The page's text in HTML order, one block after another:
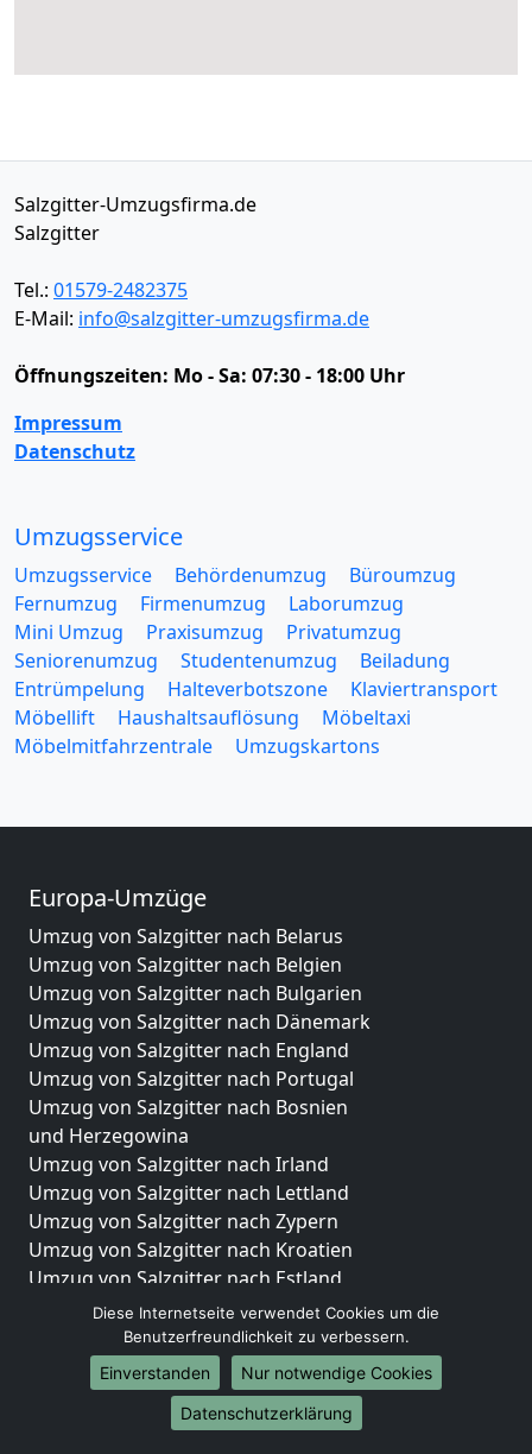
Salzgitter-Umzugsfirma.de
Salzgitter
Tel.: 01579-2482375
E-Mail: info@salzgitter-umzugsfirma.de
Öffnungszeiten: Mo - Sa: 07:30 - 18:00 Uhr
Impressum
Datenschutz
Umzugsservice
Umzugsservice Behördenumzug
Büroumzug
Fernumzug
Firmenumzug
Laborumzug
Mini Umzug
Praxisumzug
Privatumzug
Seniorenumzug
Studentenumzug
Beiladung
Entrümpelung
Halteverbotszone
Klaviertransport
Möbellift
Haushaltsauflösung
Möbeltaxi
Möbelmitfahrzentrale
Umzugskartons
Europa-Umzüge
Umzug von Salzgitter nach Belarus
Umzug von Salzgitter nach Belgien
Umzug von Salzgitter nach Bulgarien
Umzug von Salzgitter nach Dänemark
Umzug von Salzgitter nach England
Umzug von Salzgitter nach Portugal
Umzug von Salzgitter nach Bosnien
und Herzegowina
Umzug von Salzgitter nach Irland
Umzug von Salzgitter nach Lettland
Umzug von Salzgitter nach Zypern
Umzug von Salzgitter nach Kroatien
Umzug von Salzgitter nach Estland
Umzug von Salzgitter nach Finnland
Umzug von Salzgitter nach Frankreich
Umzug von Salzgitter nach Griechenland
Umzug von Salzgitter nach Italien
Umzug von Salzgitter nach Liechtenstein
Diese Internetseite verwendet Cookies um die
Benutzerfreundlichkeit zu verbessern.
Einverstanden
Nur notwendige Cookies
Datenschutzerklärung